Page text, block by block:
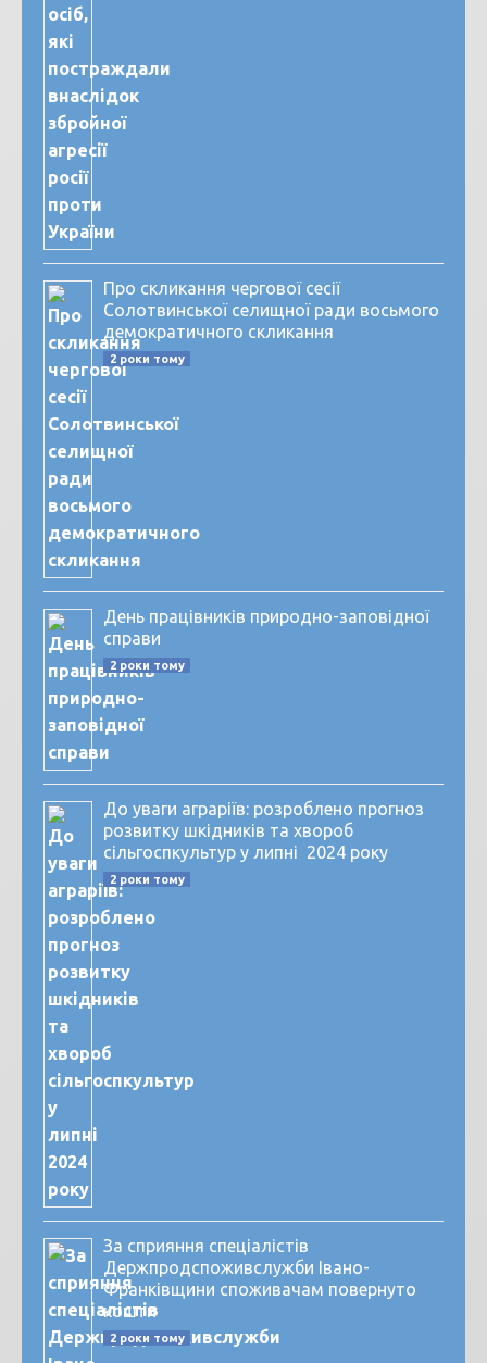
Про скликання чергової сесії
Солотвинської селищної ради восьмого
демократичного скликання
2 роки тому
День працівників природно-заповідної
справи
2 роки тому
До уваги аграріїв: розроблено прогноз
розвитку шкідників та хвороб
сільгоспкультур у липні 2024 року
2 роки тому
За сприяння спеціалістів
Держпродспоживслужби Івано-
Франківщини споживачам повернуто
кошти
2 роки тому